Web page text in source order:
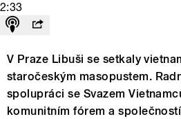
2:33
V Praze Libuši se setkaly
staročeským masopustem.
spolupráci se Svazem
komunitním fórem a